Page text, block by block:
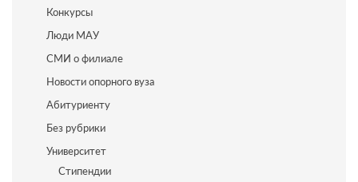
Конкурсы
Люди МАУ
СМИ о филиале
Новости опорного вуза
Абитуриенту
Без рубрики
Университет
Стипендии